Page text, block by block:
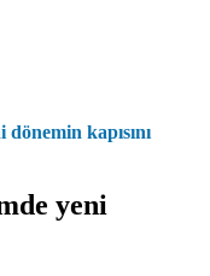
kapısını
yeni